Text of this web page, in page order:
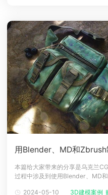
用Blender、MD和
本篇给大家带来的分享是乌克兰
过程中涉及到使用Blender、MD
2024-05-10 3D建模案例